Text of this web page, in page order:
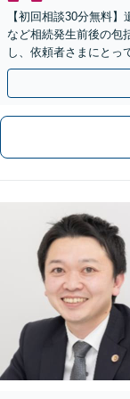
【初回相談30分無料
など相続発生前後の包
し、依頼者さまにとっ
す【休日・夜間相談対